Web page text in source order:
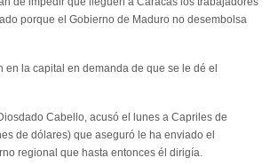
porque el Gobierno de Maduro no desembolsa
la capital en demanda de que se le dé el
Cabello, acusó el lunes a Capriles de
de dólares) que aseguró le ha enviado el
regional que hasta entonces él dirigía.